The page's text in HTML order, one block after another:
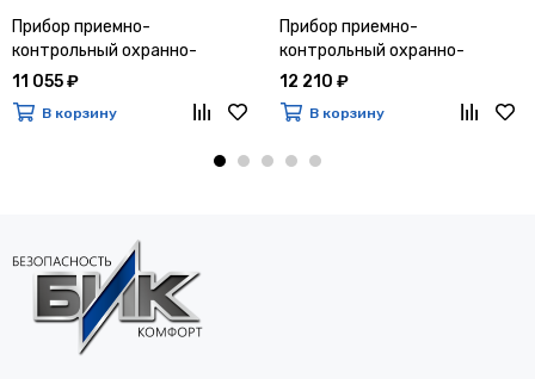
Прибор приемно-
контрольный охранно-
пожарный Гранит 12
11 055 ₽
В корзину
Прибор приемно-
контрольный охранно-
пожарный Гранит 16
12 210 ₽
В корзину